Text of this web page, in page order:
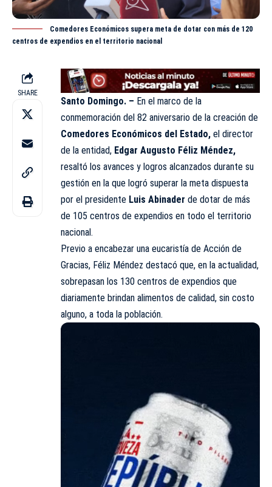
Comedores Económicos supera meta de dotar con más de 120
centros de expendios en el territorio nacional
SHARE
Santo Domingo. – En el marco de la
conmemoración del 82 aniversario de la creación de
Comedores Económicos del Estado, el director
de la entidad, Edgar Augusto Féliz Méndez,
resaltó los avances y logros alcanzados durante su
gestión en la que logró superar la meta dispuesta
por el presidente Luis Abinader de dotar de más
de 105 centros de expendios en todo el territorio
nacional.
Previo a encabezar una eucaristía de Acción de
Gracias, Féliz Méndez destacó que, en la actualidad,
sobrepasan los 130 centros de expendios que
diariamente brindan alimentos de calidad, sin costo
alguno, a toda la población.